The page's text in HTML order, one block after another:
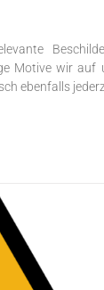
Motive wir
ebenfalls